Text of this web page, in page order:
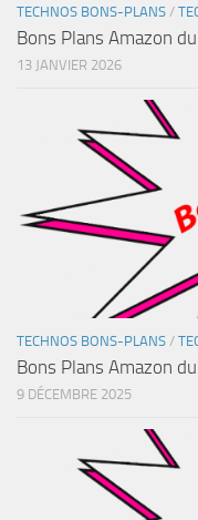
TECHNOS BONS-PLANS /
Bons Plans Amazon
13 JANVIER 2026
TECHNOS BONS-PLANS /
Bons Plans Amazon
9 DÉCEMBRE 2025